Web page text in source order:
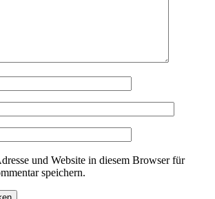
und Website in diesem Browser für
speichern.